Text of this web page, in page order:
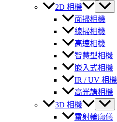
2D 相機
面掃相機
線掃相機
高速相機
智慧型相機
嵌入式相機
IR / UV 相機
高光譜相機
3D 相機
雷射輪廓儀